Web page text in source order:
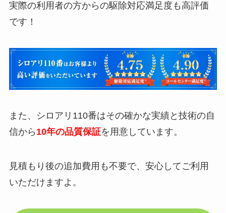
実際の利用者の方からの駆除対応満足度も高評価
です！
また、シロアリ110番はその確かな実績と技術の自
信から 10年の品質保証を用意しています。
見積もり後の追加費用も不要で、安心してご利用
いただけますよ。